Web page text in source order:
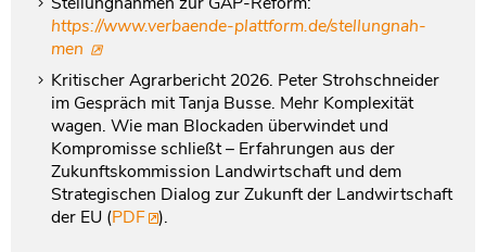
https://www.verbaende-plattform.de/stellungnah-
men
Kritischer Agrarbericht 2026. Peter Strohschneider
im Gespräch mit Tanja Busse. Mehr Komplexität
wagen. Wie man Blockaden überwindet und
Kompromisse schließt – Erfahrungen aus der
Zukunftskommission Landwirtschaft und dem
Strategischen Dialog zur Zukunft der Landwirtschaft
der EU (PDF ).